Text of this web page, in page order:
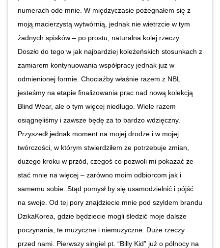
numerach ode mnie. W międzyczasie pożegnałem się z
moją macierzystą wytwórnią, jednak nie wietrzcie w tym
żadnych spisków – po prostu, naturalna kolej rzeczy.
Doszło do tego w jak najbardziej koleżeńskich stosunkach z
zamiarem kontynuowania współpracy jednak już w
odmienionej formie. Chociażby właśnie razem z NBL
jesteśmy na etapie finalizowania prac nad nową kolekcją
Blind Wear, ale o tym więcej niedługo. Wiele razem
osiągnęliśmy i zawsze będę za to bardzo wdzięczny.
Przyszedł jednak moment na mojej drodze i w mojej
twórczości, w którym stwierdziłem że potrzebuje zmian,
dużego kroku w przód, czegoś co pozwoli mi pokazać że
stać mnie na więcej – zarówno moim odbiorcom jak i
samemu sobie. Stąd pomysł by się usamodzielnić i pójść
na swoje. Od tej pory znajdziecie mnie pod szyldem brandu
DzikaKorea, gdzie będziecie mogli śledzić moje dalsze
poczynania, te muzyczne i niemuzyczne. Duże rzeczy
przed nami. Pierwszy singiel pt. “Billy Kid” już o północy na